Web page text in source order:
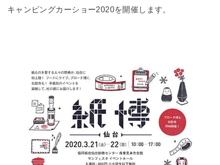
キャンピングカーショー2020を開催します。